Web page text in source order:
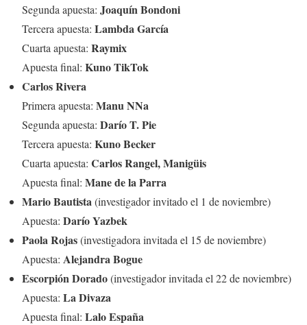
Segunda apuesta: Joaquín Bondoni
Tercera apuesta: Lambda García
Cuarta apuesta: Raymix
Apuesta final: Kuno TikTok
Carlos Rivera
Primera apuesta: Manu NNa
Segunda apuesta: Darío T. Pie
Tercera apuesta: Kuno Becker
Cuarta apuesta: Carlos Rangel, Manigüis
Apuesta final: Mane de la Parra
Mario Bautista(investigador invitado el 1 de noviembre)
Apuesta: Darío Yazbek
Paola Rojas(investigadora invitada el 15 de noviembre)
Apuesta: Alejandra Bogue
Escorpión Dorado(investigador invitada el 22 de noviembre)
Apuesta: La Divaza
Apuesta final: Lalo España